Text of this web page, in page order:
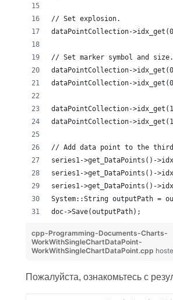
// Set explosion.
dataPointCollection-
// Set marker symbol and size.
dataPointCollection-
dataPointCollection-
dataPointCollection-
dataPointCollection-
// Add data point to the
series1->get_DataPoints()-
series1->get_DataPoints()-
series1->get_DataPoints()-
System::String outputPath =
doc->Save(outputPath);
cpp-Programming-Documents-Charts-
WorkWithSingleChartDataPoint-
WorkWithSingleChartDataPoint.cpp
Пожалуйста, ознакомьтесь с